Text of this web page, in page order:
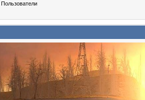
Пользователи